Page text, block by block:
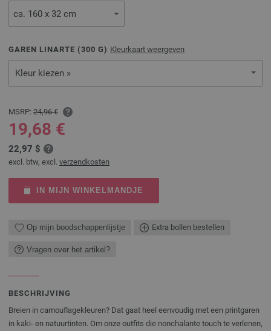
GAREN LINARTE (300 G) Kleurkaart weergeven
Kleur kiezen »
MSRP: 24,96 €
19,68 €
22,97 $
excl. btw, excl. verzendkosten
IN MIJN WINKELMANDJE
Op mijn boodschappenlijstje Extra bollen bestellen
Vragen over het artikel?
BESCHRIJVING
Breien in camouflagekleuren? Dat gaat heel eenvoudig met een printgaren
in kaki- en natuurtinten. Om onze outfits die nonchalante touch te verlenen,